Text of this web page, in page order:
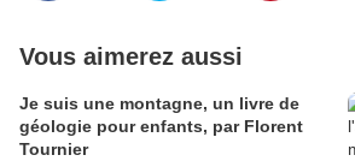
Vous aimerez aussi
Je suis une montagne, un livre de
géologie pour enfants, par Florent
Tournier